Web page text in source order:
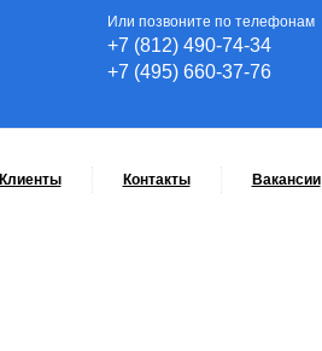
Или позвоните по телефонам
+7 (812) 490-74-34
+7 (495) 660-37-76
Клиенты Контакты Вакансии